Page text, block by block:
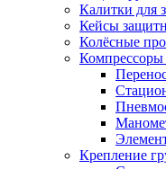
Калитки для
Кейсы
Колёсные
Компрессоры
Крепление